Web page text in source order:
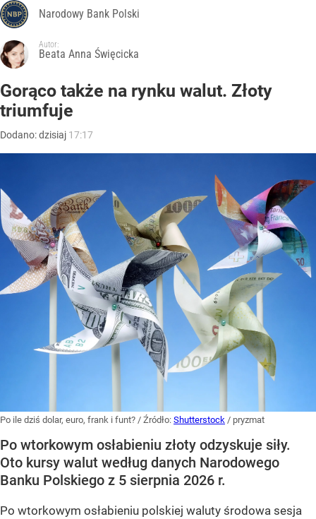
Narodowy Bank Polski
Autor:
Beata Anna Święcicka
Gorąco także na rynku walut. Złoty
triumfuje
Dodano:dzisiaj 17:17
Po ile dziś dolar, euro, frank i funt? / Źródło: Shutterstock / pryzmat
Po wtorkowym osłabieniu złoty odzyskuje siły.
Oto kursy walut według danych Narodowego
Banku Polskiego z 5 sierpnia 2026 r.
Po wtorkowym osłabieniu polskiej waluty środowa sesja